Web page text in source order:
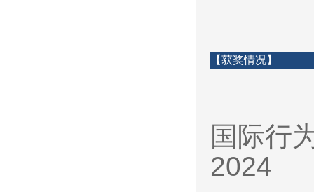
【获奖情况】
国际行
2024